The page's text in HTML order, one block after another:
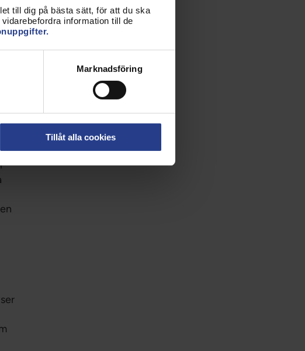
till dig på bästa sätt, för att du ska
information till de
Marknadsföring
Tillåt alla cookies